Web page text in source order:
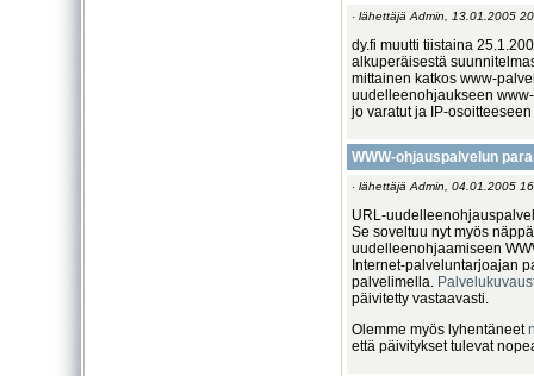
· lähettäjä Admin, 13.01.2005
dy.fi muutti tiistaina
alkuperäisestä
mittainen katkos www-
uudelleenohjaukseen
jo varatut ja IP-
WWW-ohjauspalvelun
· lähettäjä Admin, 04.01.2005
URL-
Se soveltuu nyt myös
uudelleenohjaamiseen
Internet-palveluntarjoajan
palvelimella.
päivitetty vastaavasti.
Olemme myös lyhentäneet
että päivitykset tulevat